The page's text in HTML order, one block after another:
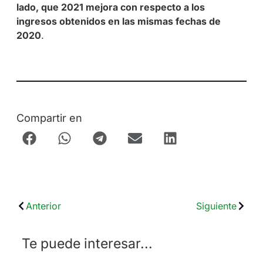
lado, que 2021 mejora con respecto a los
ingresos obtenidos en las mismas fechas de
2020.
Compartir en
Anterior Siguiente
Te puede interesar...